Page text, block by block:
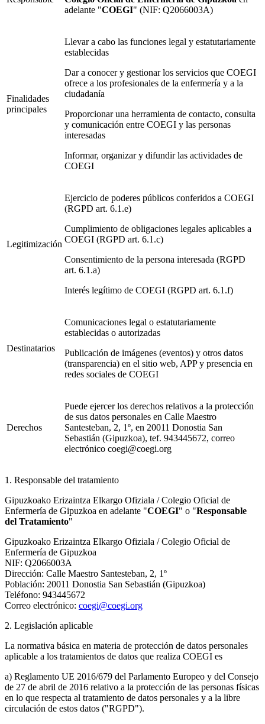
adelante "COEGI" (NIF: Q2066003A)
Finalidades
principales
Llevar a cabo las funciones legal y estatutariamente
establecidas
Dar a conocer y gestionar los servicios que COEGI
ofrece a los profesionales de la enfermería y a la
ciudadanía
Proporcionar una herramienta de contacto, consulta
y comunicación entre COEGI y las personas
interesadas
Informar, organizar y difundir las actividades de
COEGI
Legitimización
Ejercicio de poderes públicos conferidos a COEGI
(RGPD art. 6.1.e)
Cumplimiento de obligaciones legales aplicables a
COEGI (RGPD art. 6.1.c)
Consentimiento de la persona interesada (RGPD
art. 6.1.a)
Interés legítimo de COEGI (RGPD art. 6.1.f)
Destinatarios
Comunicaciones legal o estatutariamente
establecidas o autorizadas
Publicación de imágenes (eventos) y otros datos
(transparencia) en el sitio web, APP y presencia en
redes sociales de COEGI
Derechos
Puede ejercer los derechos relativos a la protección
de sus datos personales en Calle Maestro
Santesteban, 2, 1º, en 20011 Donostia San
Sebastián (Gipuzkoa), tef. 943445672, correo
electrónico coegi@coegi.org
1. Responsable del tratamiento
Gipuzkoako Erizaintza Elkargo Ofiziala / Colegio Oficial de
Enfermería de Gipuzkoa en adelante "COEGI" o "Responsable
del Tratamiento"
Gipuzkoako Erizaintza Elkargo Ofiziala / Colegio Oficial de
Enfermería de Gipuzkoa
NIF: Q2066003A
Dirección: Calle Maestro Santesteban, 2, 1º
Población: 20011 Donostia San Sebastián (Gipuzkoa)
Teléfono: 943445672
Correo electrónico: coegi@coegi.org
2. Legislación aplicable
La normativa básica en materia de protección de datos personales
aplicable a los tratamientos de datos que realiza COEGI es
a) Reglamento UE 2016/679 del Parlamento Europeo y del Consejo
de 27 de abril de 2016 relativo a la protección de las personas físicas
en lo que respecta al tratamiento de datos personales y a la libre
circulación de estos datos ("RGPD").